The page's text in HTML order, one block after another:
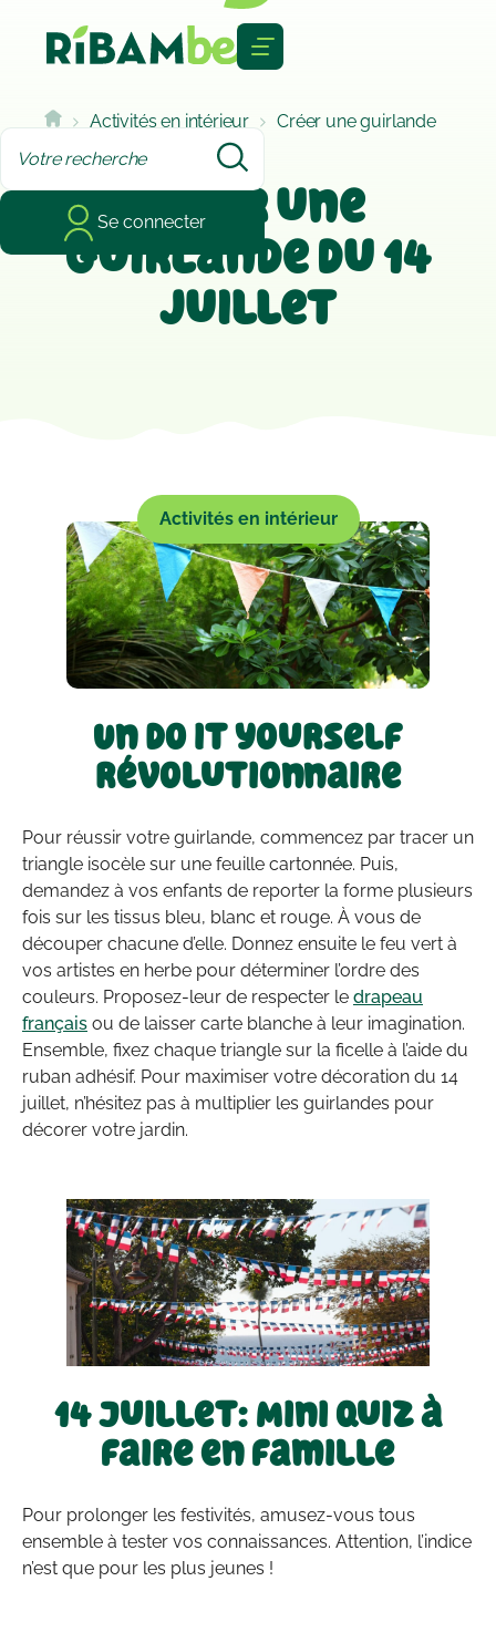
Se connecter
Activités en intérieur
Créer une guirlande
du 14 juillet
Créer une
guirlande du 14
juillet
Activités en intérieur
Un do it yourself
révolutionnaire
Pour réussir votre guirlande, commencez par tracer un
triangle isocèle sur une feuille cartonnée. Puis,
demandez à vos enfants de reporter la forme plusieurs
fois sur les tissus bleu, blanc et rouge. À vous de
découper chacune d’elle. Donnez ensuite le feu vert à
vos artistes en herbe pour déterminer l’ordre des
couleurs. Proposez-leur de respecter le drapeau
français ou de laisser carte blanche à leur imagination.
Ensemble, fixez chaque triangle sur la ficelle à l’aide du
ruban adhésif. Pour maximiser votre décoration du 14
juillet, n’hésitez pas à multiplier les guirlandes pour
décorer votre jardin.
14 Juillet: Mini quiz à
faire en famille
Pour prolonger les festivités, amusez-vous tous
ensemble à tester vos connaissances. Attention, l’indice
n’est que pour les plus jeunes !
Cookies management panel